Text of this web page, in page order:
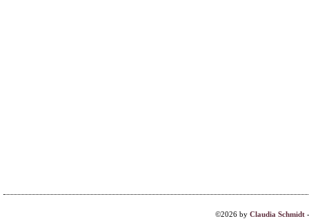
©2026 by Claudia Schmidt